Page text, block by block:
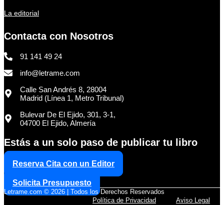
La editorial
Contacta con Nosotros
91 141 49 24
info@letrame.com
Calle San Andrés 8, 28004
Madrid (Línea 1, Metro Tribunal)
Bulevar De El Ejido, 301, 3-1,
04700 El Ejido, Almería
Estás a un solo paso de publicar tu libro
Reserva Cita con un Editor
Solicita Presupuesto
Letrame.com © 2026 | Todos los Derechos Reservados
Política de Privacidad
Aviso Legal